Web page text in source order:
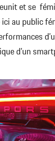
et se
au public
d’un